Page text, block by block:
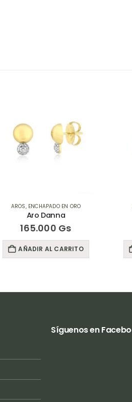
AROS, ENCHAPADO EN ORO
Aro Danna
165.000 Gs
AÑADIR AL CARRITO
Síguenos en